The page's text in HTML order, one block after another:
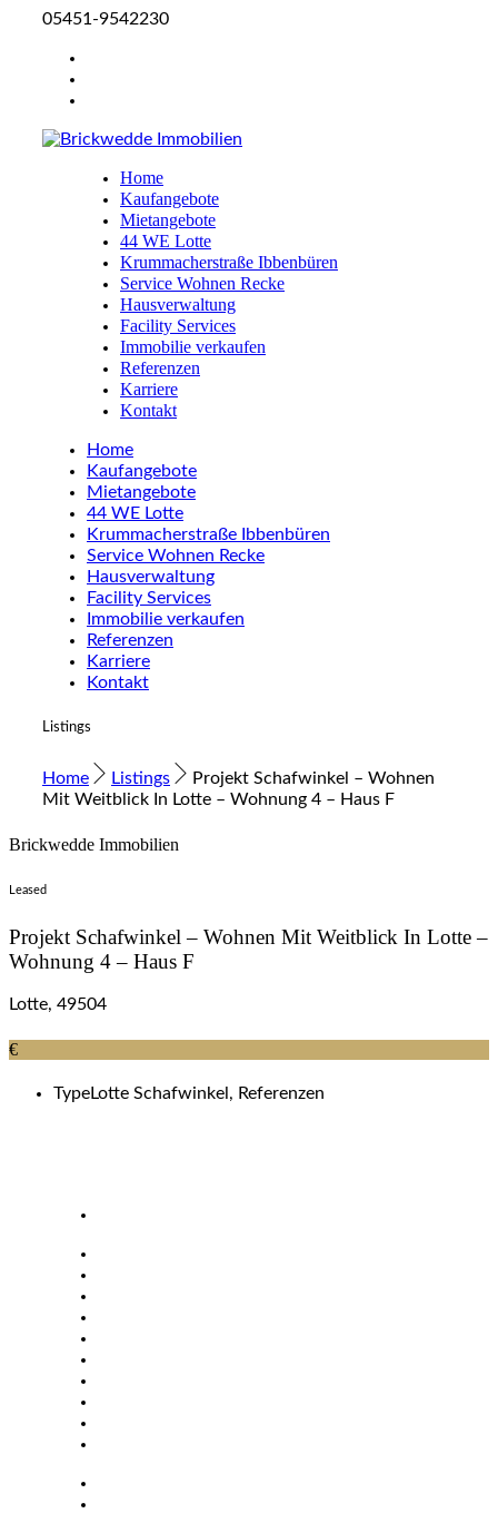
05451-9542230
Home
Kaufangebote
Mietangebote
44 WE Lotte
Krummacherstraße Ibbenbüren
Service Wohnen Recke
Hausverwaltung
Facility Services
Immobilie verkaufen
Referenzen
Karriere
Kontakt
Home
Kaufangebote
Mietangebote
44 WE Lotte
Krummacherstraße Ibbenbüren
Service Wohnen Recke
Hausverwaltung
Facility Services
Immobilie verkaufen
Referenzen
Karriere
Kontakt
Listings
Home Listings
Projekt Schafwinkel – Wohnen
Mit Weitblick In Lotte – Wohnung 4 – Haus F
Brickwedde Immobilien
Leased
Projekt Schafwinkel – Wohnen Mit Weitblick In Lotte –
Wohnung 4 – Haus F
Lotte, 49504
€
TypeLotte Schafwinkel, Referenzen